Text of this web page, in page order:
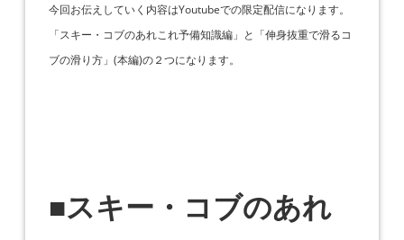
今回お伝えしていく内容はYoutubeでの限定配信になります。
「スキー・コブのあれこれ予備知識編」と「伸身抜重で滑るコ
ブの滑り方」(本編)の２つになります。
■スキー・コブのあれ